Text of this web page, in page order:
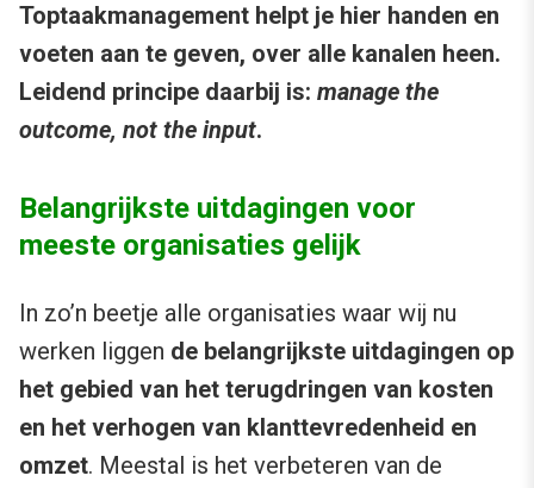
Toptaakmanagement helpt je hier handen en
voeten aan te geven, over alle kanalen heen.
Leidend principe daarbij is: manage the
outcome, not the input.
Belangrijkste uitdagingen voor
meeste organisaties gelijk
In zo’n beetje alle organisaties waar wij nu
werken liggen de belangrijkste uitdagingen op
het gebied van het terugdringen van kosten
en het verhogen van klanttevredenheid en
omzet. Meestal is het verbeteren van de